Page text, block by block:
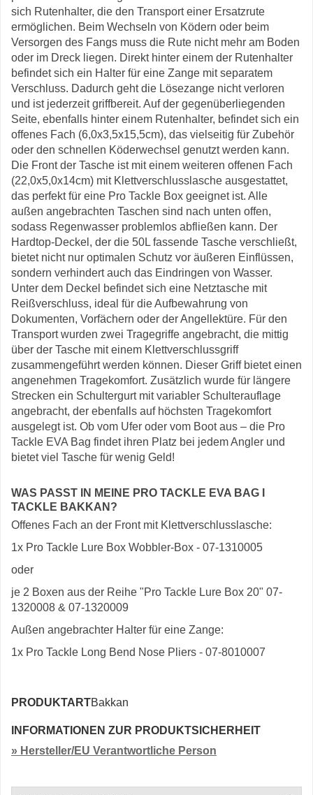
sich Rutenhalter, die den Transport einer Ersatzrute
ermöglichen. Beim Wechseln von Ködern oder beim
Versorgen des Fangs muss die Rute nicht mehr am Boden
oder im Dreck liegen. Direkt hinter einem der Rutenhalter
befindet sich ein Halter für eine Zange mit separatem
Verschluss. Dadurch geht die Lösezange nicht verloren
und ist jederzeit griffbereit. Auf der gegenüberliegenden
Seite, ebenfalls hinter einem Rutenhalter, befindet sich ein
offenes Fach (6,0x3,5x15,5cm), das vielseitig für Zubehör
oder den schnellen Köderwechsel genutzt werden kann.
Die Front der Tasche ist mit einem weiteren offenen Fach
(22,0x5,0x14cm) mit Klettverschlusslasche ausgestattet,
das perfekt für eine Pro Tackle Box geeignet ist. Alle
außen angebrachten Taschen sind nach unten offen,
sodass Regenwasser problemlos abfließen kann. Der
Hardtop-Deckel, der die 50L fassende Tasche verschließt,
bietet nicht nur optimalen Schutz vor äußeren Einflüssen,
sondern verhindert auch das Eindringen von Wasser.
Unter dem Deckel befindet sich eine Netztasche mit
Reißverschluss, ideal für die Aufbewahrung von
Dokumenten, Vorfächern oder der Angellektüre. Für den
Transport wurden zwei Tragegriffe angebracht, die mittig
über der Tasche mit einem Klettverschlussgriff
zusammengeführt werden können. Dieser Griff bietet einen
angenehmen Tragekomfort. Zusätzlich wurde für längere
Strecken ein Schultergurt mit variabler Schulterauflage
angebracht, der ebenfalls auf höchsten Tragekomfort
ausgelegt ist. Ob vom Ufer oder vom Boot aus – die Pro
Tackle EVA Bag findet ihren Platz bei jedem Angler und
bietet viel Tasche für wenig Geld!
WAS PASST IN MEINE PRO TACKLE EVA BAG I
TACKLE BAKKAN?
Offenes Fach an der Front mit Klettverschlusslasche:
1x Pro Tackle Lure Box Wobbler-Box - 07-1310005
oder
je 2 Boxen aus der Reihe "Pro Tackle Lure Box 20" 07-
1320008 & 07-1320009
Außen angebrachter Halter für eine Zange:
1x Pro Tackle Long Bend Nose Pliers - 07-8010007
PRODUKTARTBakkan
INFORMATIONEN ZUR PRODUKTSICHERHEIT
» Hersteller/EU Verantwortliche Person